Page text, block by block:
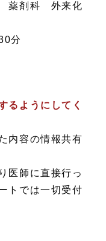
薬剤科 外来化
分
るようにしてく
内容の情報共有
医師に直接行っ
トでは一切受付